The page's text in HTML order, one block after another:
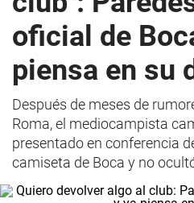
oficial de
piensa en su
Después de meses de
Roma, el mediocampista
presentado en conferencia
camiseta de Boca y no